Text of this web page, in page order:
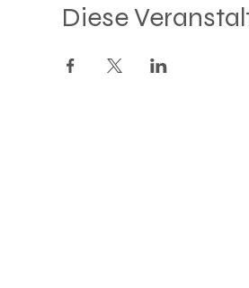
Diese